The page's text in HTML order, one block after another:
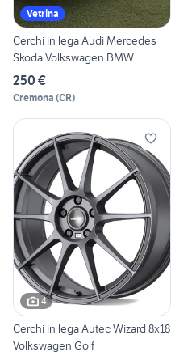
Vetrina
Cerchi in lega Audi Mercedes
Skoda Volkswagen BMW
250 €
Cremona (CR)
4
Cerchi in lega Autec Wizard 8x18
Volkswagen Golf